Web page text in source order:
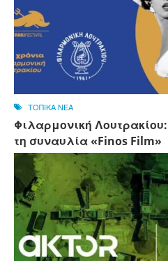
ΤΟΠΙΚΑ ΝΕΑ
Φιλαρμονική
τη συναυλία «Finos Film»